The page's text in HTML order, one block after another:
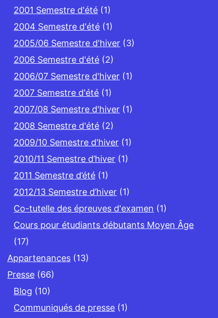
2001 Semestre d'été (1)
2004 Semestre d'été (1)
2005/06 Semestre d'hiver (3)
2006 Semestre d'été (2)
2006/07 Semestre d'hiver (1)
2007 Semestre d'été (1)
2007/08 Semestre d'hiver (1)
2008 Semestre d'été (2)
2009/10 Semestre d'hiver (1)
2010/11 Semestre d’hiver (1)
2011 Semestre d’été (1)
2012/13 Semestre d’hiver (1)
Co-tutelle des épreuves d'examen (1)
Cours pour étudiants débutants Moyen Âge
(17)
Appartenances (13)
Presse (66)
Blog (10)
Communiqués de presse (1)